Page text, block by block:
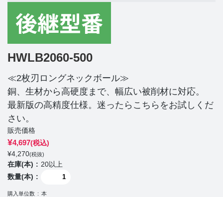
HWLB2060-500
≪2枚刃ロングネックボール≫
銅、生材から高硬度まで、幅広い被削材に対応。
最新版の高精度仕様。迷ったらこちらをお試しくだ
さい。
販売価格
¥4,697(税込)
¥4,270(税抜)
在庫(本)
20以上
数量(本)
購入単位数 本